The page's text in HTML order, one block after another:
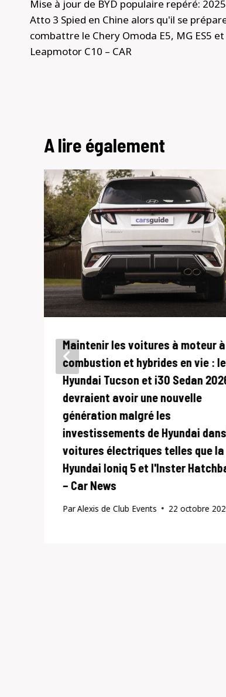
de
l’article
Mise à jour de BYD populaire repéré:
Atto 3 Spied en Chine alors qu'il se
combattre le Chery Omoda E5, MG ES5 et
Leapmotor C10 – CAR
A lire également
Maintenir les voitures à moteur à
combustion et hybrides en vie :
Hyundai Tucson et i30 Sedan
devraient avoir une nouvelle
génération malgré les
investissements de Hyundai
voitures électriques telles que la
Hyundai Ioniq 5 et l'Inster
– Car News
ParAlexis de Club Events 22 octobre